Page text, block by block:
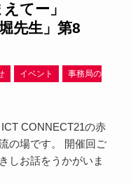
てー」
先生」第8
イベント
事務局の
CONNECT21の赤
の場です。 開催回ご
しお話をうかがいま